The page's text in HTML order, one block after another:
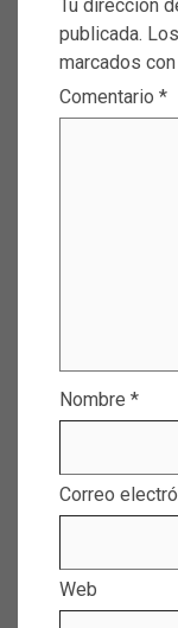
Tu dirección
publicada.
marcados con
Comentario *
Nombre *
Correo
Web